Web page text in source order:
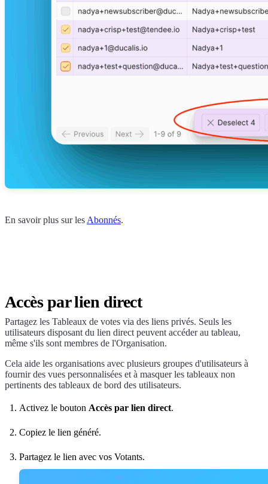
En savoir plus sur les Abonnés.
Accès par lien direct
Partagez les Tableaux de votes via des liens privés. Seuls les
utilisateurs disposant du lien direct peuvent accéder au tableau,
même s'ils sont membres de l'Organisation.
Cela aide les organisations avec plusieurs groupes d'utilisateurs à
fournir des vues personnalisées et à masquer les tableaux non
pertinents des tableaux de bord des utilisateurs.
Activez le bouton Accès par lien direct.
Copiez le lien généré.
Partagez le lien avec vos Votants.